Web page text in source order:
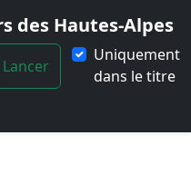
des Hautes-Alpes
Lancer
Uniquement
dans le titre